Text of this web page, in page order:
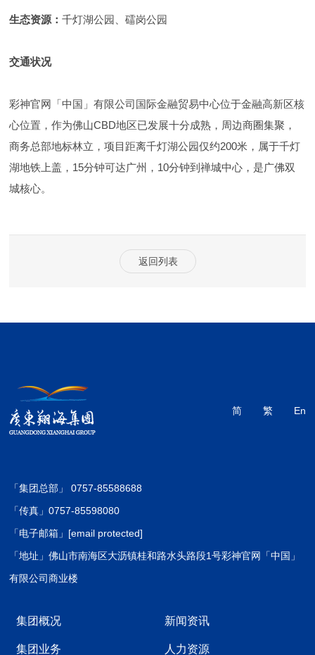
生态资源：千灯湖公园、礌岗公园
交通状况
彩神官网「中国」有限公司国际金融贸易中心位于金融高新区核
心位置，作为佛山CBD地区已发展十分成熟，周边商圈集聚，
商务总部地标林立，项目距离千灯湖公园仅约200米，属于千灯
湖地铁上盖，15分钟可达广州，10分钟到禅城中心，是广佛双
城核心。
返回列表
简 繁 En
「集团总部」 0757-85588688
「传真」0757-85598080
「电子邮箱」 [email protected]
「地址」佛山市南海区大沥镇桂和路水头路段1号彩神官网「中国」
有限公司商业楼
集团概况
集团业务
新闻资讯
人力资源